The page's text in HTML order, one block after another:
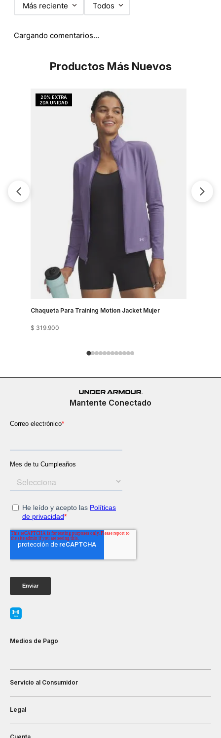
Más reciente Todos
Cargando comentarios…
Productos Más Nuevos
Chaqueta Para Training Motion Jacket Mujer
$ 319.900
Mantente Conectado
Medios de Pago
Servicio al Consumidor
Legal